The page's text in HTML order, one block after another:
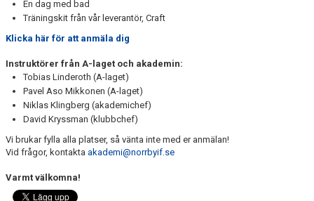
En dag med bad
Träningskit från vår leverantör, Craft
Klicka här för att anmäla dig
Instruktörer från A-laget och akademin:
Tobias Linderoth (A-laget)
Pavel Aso Mikkonen (A-laget)
Niklas Klingberg (akademichef)
David Kryssman (klubbchef)
Vi brukar fylla alla platser, så vänta inte med er anmälan!
Vid frågor, kontakta akademi@norrbyif.se
Varmt välkomna!